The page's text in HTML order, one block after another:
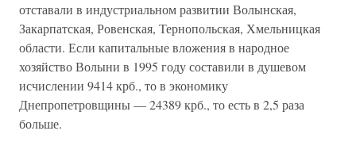
отставали в индустриальном развитии Волынская,
Закарпатская, Ровенская, Тернопольская, Хмельницкая
области. Если капитальные вложения в народное
хозяйство Волыни в 1995 году составили в душевом
исчислении 9414 крб., то в экономику
Днепропетровщины — 24389 крб., то есть в 2,5 раза
больше.